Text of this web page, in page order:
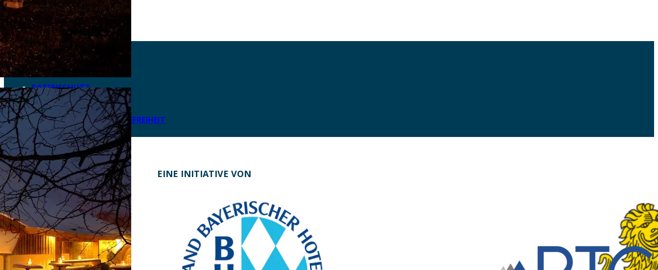
AKTUELLES
DOWNLOADS
DATENSCHUTZ
IMPRESSUM
LEICHTE SPRACHE
ERKLÄRUNG ZUR BARRIEREFREIHEIT
KONTAKT EINE INITIATIVE VON
Bayern Tourist Gmbh (BTG)
Prinz-Ludwig-Palais
Türkenstraße 7
80333 München
Telefon: +49 89 28760-117
Fax: +49 89 28760-121